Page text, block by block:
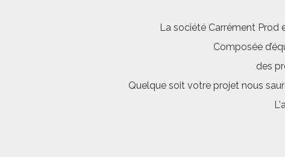
La société Carrément Prod
Composée
des
Quelque soit votre projet nous